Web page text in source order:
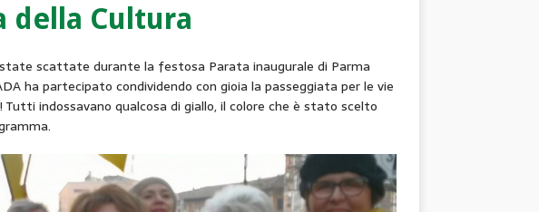
della Cultura
scattate durante la festosa Parata inaugurale di Parma
ha partecipato condividendo con gioia la passeggiata per le vie
indossavano qualcosa di giallo, il colore che è stato scelto